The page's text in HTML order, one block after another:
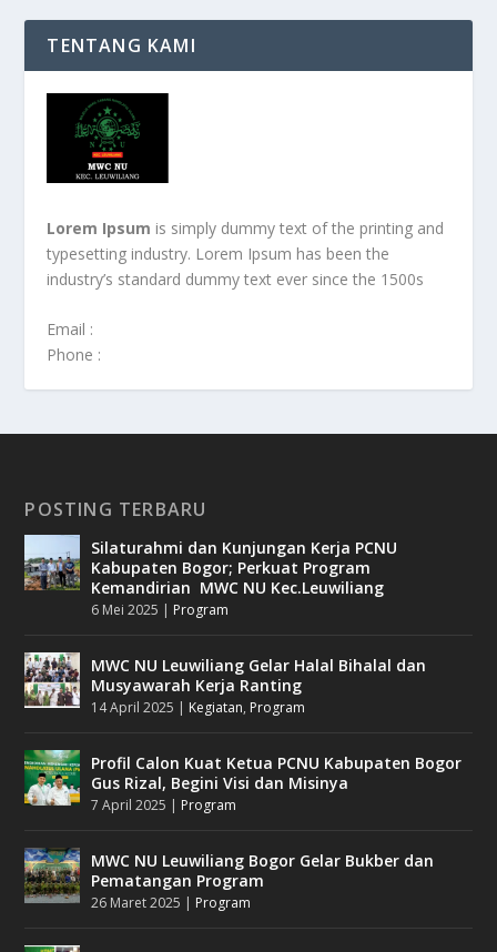
TENTANG KAMI
Lorem Ipsum is simply dummy text of the printing and
typesetting industry. Lorem Ipsum has been the
industry’s standard dummy text ever since the 1500s
Email :
Phone :
POSTING TERBARU
Silaturahmi dan Kunjungan Kerja PCNU
Kabupaten Bogor; Perkuat Program
Kemandirian MWC NU Kec.Leuwiliang
6 Mei 2025 | Program
MWC NU Leuwiliang Gelar Halal Bihalal dan
Musyawarah Kerja Ranting
14 April 2025 | Kegiatan, Program
Profil Calon Kuat Ketua PCNU Kabupaten Bogor
Gus Rizal, Begini Visi dan Misinya
7 April 2025 | Program
MWC NU Leuwiliang Bogor Gelar Bukber dan
Pematangan Program
26 Maret 2025 | Program